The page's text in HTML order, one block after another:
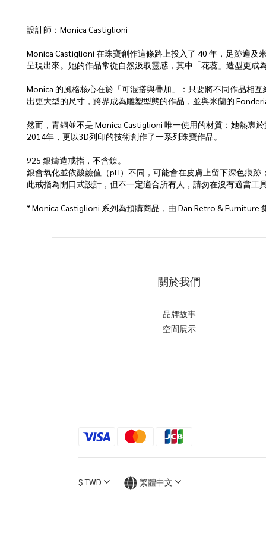
設計師：Monica Castiglioni
Monica Castiglioni 在珠寶創作這條路上投入了 40 年，足跡遍
呈現出來。她的作品常從自然汲取靈感，其中「花蕊」造型更成
Monica 的風格核心在於「可混搭與疊加」：只要將不同作品相
出更大型的尺寸，跨界成為雕塑型態的作品，並與米蘭的
然而，青銅並不是 Monica Castiglioni 唯一使用的材質：她熱衷
2014年，更以3D列印的技術創作了一系列珠寶作品。
925 銀鑄造戒指，不含鎳。
銀會氧化並依酸鹼值（pH）不同，可能會在皮膚上留下深色痕
此戒指為開口式設計，但不一定適合所有人，請勿在沒有適當
* Monica Castiglioni 系列為預購商品，由 Dan Retro & Furniture
關於我們
品牌故事
空間展示
$ TWD 繁體中文